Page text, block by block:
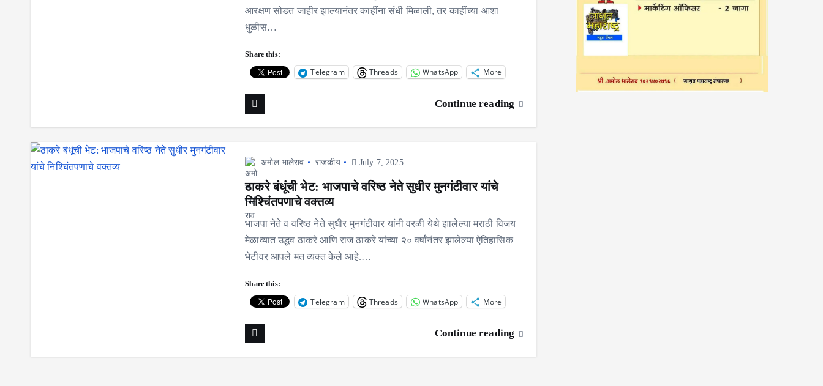
आरक्षण सोडत जाहीर झाल्यानंतर काहींना संधी मिळाली, तर काहींच्या आशा
धुळीस…
Share this:
Telegram Threads WhatsApp More
Continue reading
अमोल भालेराव राजकीय July 7, 2025
ठाकरे बंधूंची भेट: भाजपाचे वरिष्ठ नेते सुधीर मुनगंटीवार यांचे
निश्चिंतपणाचे वक्तव्य
भाजपा नेते व वरिष्ठ नेते सुधीर मुनगंटीवार यांनी वरळी येथे झालेल्या मराठी विजय
मेळाव्यात उद्धव ठाकरे आणि राज ठाकरे यांच्या २० वर्षांनंतर झालेल्या ऐतिहासिक
भेटीवर आपले मत व्यक्त केले आहे.…
Share this:
Telegram Threads WhatsApp More
Continue reading